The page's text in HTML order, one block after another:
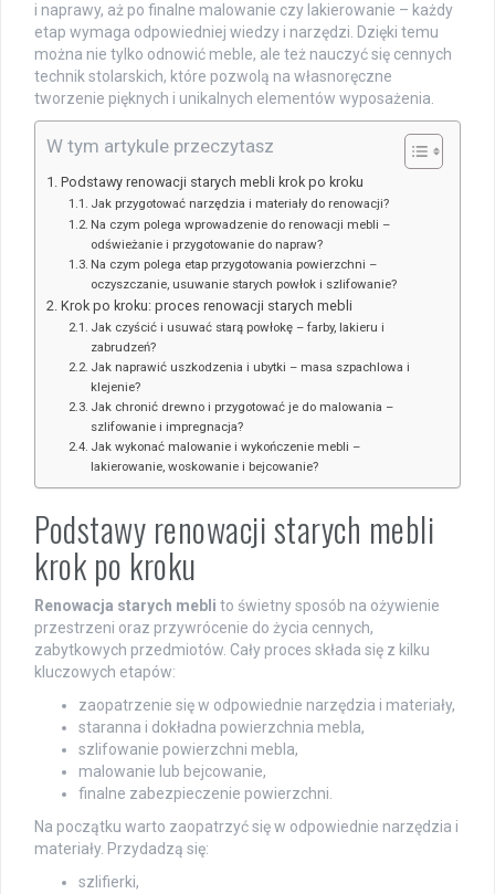
i naprawy, aż po finalne malowanie czy lakierowanie – każdy
etap wymaga odpowiedniej wiedzy i narzędzi. Dzięki temu
można nie tylko odnowić meble, ale też nauczyć się cennych
technik stolarskich, które pozwolą na własnoręczne
tworzenie pięknych i unikalnych elementów wyposażenia.
W tym artykule przeczytasz
Podstawy renowacji starych mebli krok po kroku
Jak przygotować narzędzia i materiały do renowacji?
Na czym polega wprowadzenie do renowacji mebli –
odświeżanie i przygotowanie do napraw?
Na czym polega etap przygotowania powierzchni –
oczyszczanie, usuwanie starych powłok i szlifowanie?
Krok po kroku: proces renowacji starych mebli
Jak czyścić i usuwać starą powłokę – farby, lakieru i
zabrudzeń?
Jak naprawić uszkodzenia i ubytki – masa szpachlowa i
klejenie?
Jak chronić drewno i przygotować je do malowania –
szlifowanie i impregnacja?
Jak wykonać malowanie i wykończenie mebli –
lakierowanie, woskowanie i bejcowanie?
Podstawy renowacji starych mebli
krok po kroku
Renowacja starych mebli to świetny sposób na ożywienie
przestrzeni oraz przywrócenie do życia cennych,
zabytkowych przedmiotów. Cały proces składa się z kilku
kluczowych etapów:
zaopatrzenie się w odpowiednie narzędzia i materiały,
staranna i dokładna powierzchnia mebla,
szlifowanie powierzchni mebla,
malowanie lub bejcowanie,
finalne zabezpieczenie powierzchni.
Na początku warto zaopatrzyć się w odpowiednie narzędzia i
materiały. Przydadzą się:
szlifierki,